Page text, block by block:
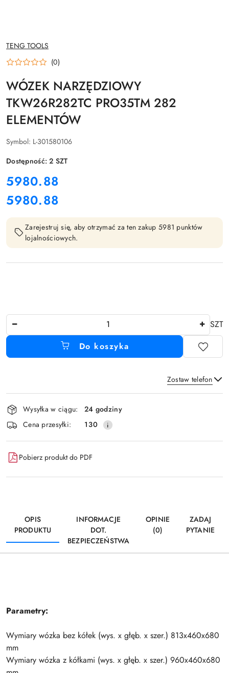
NAZWA
PRODUCENTA:
TENG TOOLS
(0)
WÓZEK NARZĘDZIOWY
TKW26R282TC PRO35TM 282
ELEMENTÓW
Symbol: L-301580106
Dostępność:2 SZT
cena:
5980.88
Cena:
5980.88
Zarejestruj się, aby otrzymać za ten zakup 5981 punktów
lojalnościowych.
SZT
Do koszyka
Zostaw telefon
Wyślij
Dostępność
i
dostawa
Wysyłka w ciągu:
24 godziny
Cena przesyłki:
130
Pobierz produkt do PDF
OPIS
PRODUKTU
INFORMACJE
DOT.
BEZPIECZEŃSTWA
OPINIE
(0)
ZADAJ
PYTANIE
Parametry:
Wymiary wózka bez kółek (wys. x głęb. x szer.) 813x460x680
mm
Wymiary wózka z kółkami (wys. x głęb. x szer.) 960x460x680